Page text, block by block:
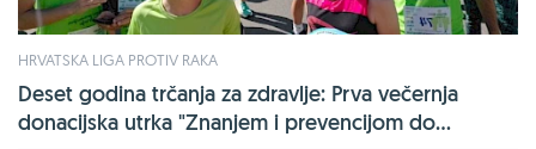
HRVATSKA LIGA PROTIV RAKA
Deset godina trčanja za zdravlje: Prva večernja
donacijska utrka "Znanjem i prevencijom do...